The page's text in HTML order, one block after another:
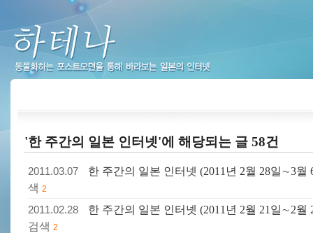
'한 주간의 일본 인터넷'에 해당되는 글 58건
2011.03.07
한 주간의 일본 인터넷 (2011년 2월 28일∼3월
색 2
2011.02.28
한 주간의 일본 인터넷 (2011년 2월 21일∼2월
검색 2